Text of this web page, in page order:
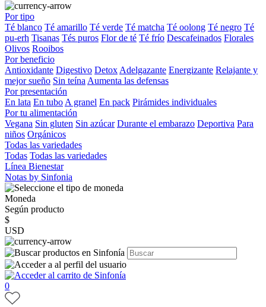
Por tipo
Té blanco Té amarillo Té verde Té matcha Té oolong Té negro Té
pu-erh Tisanas Tés puros Flor de té Té frío Descafeinados Florales
Olivos Rooibos
Por beneficio
Antioxidante Digestivo Detox Adelgazante Energizante Relajante y
mejor sueño Sin teína Aumenta las defensas
Por presentación
En lata En tubo A granel En pack Pirámides individuales
Por tu alimentación
Vegana Sin gluten Sin azúcar Durante el embarazo Deportiva Para
niños Orgánicos
Todas las variedades
Todas Todas las variedades
Línea Bienestar
Notas by Sinfonia
Moneda
Según producto
$
USD
0